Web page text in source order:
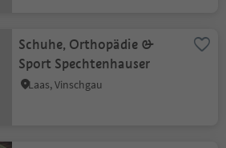
Schuhe, Orthopädie &
Sport Spechtenhauser
Laas, Vinschgau